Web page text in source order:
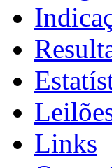
Links